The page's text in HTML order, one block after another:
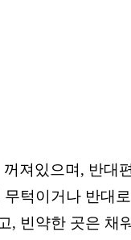
져있으며, 반대
턱이거나 반대
빈약한 곳은 채